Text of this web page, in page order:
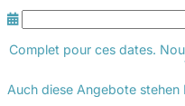
Complet pour ces dates.
Auch diese Angebote stehen